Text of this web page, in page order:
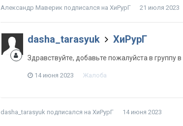
Александр Маверикподписался на ХиРурГ 21 июля 2023
dasha_tarasyuk ХиРурГ
Здравствуйте, добавьте пожалуйста в группу
14 июня 2023 Жалоба
dasha_tarasyuk подписался на ХиРурГ 14 июня 2023